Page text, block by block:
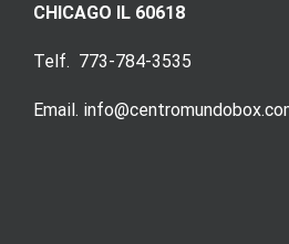
CHICAGO IL 60618
Telf. 773-784-3535
Email.